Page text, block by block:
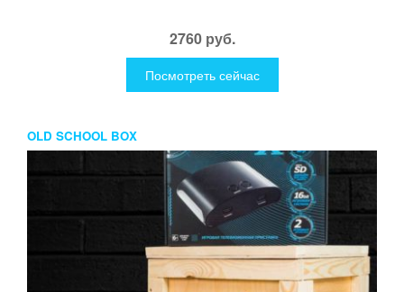
2760 руб.
Посмотреть сейчас
OLD SCHOOL BOX